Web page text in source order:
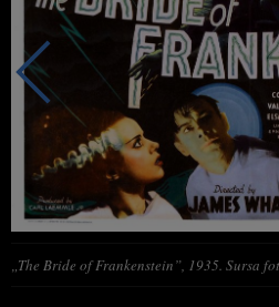
„The Bride of Frankenstein”, 1935. Sursa